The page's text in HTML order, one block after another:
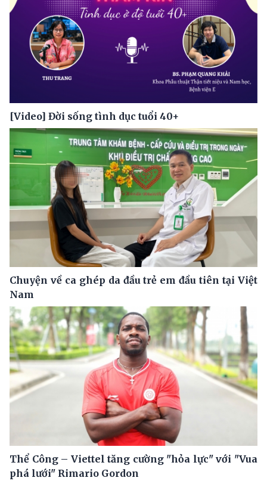
[Video] Đời sống tình dục tuổi 40+
Chuyện về ca ghép da đầu trẻ em đầu tiên tại Việt
Nam
Thể Công – Viettel tăng cường "hỏa lực" với "Vua
phá lưới" Rimario Gordon